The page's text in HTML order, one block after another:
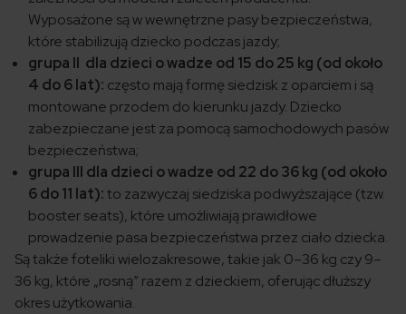
Wyposażone są w wewnętrzne pasy bezpieczeństwa,
które stabilizują dziecko podczas jazdy;
grupa II dla dzieci o wadze od 15 do 25 kg (od około
4 do 6 lat): często mają formę siedzisk z oparciem i są
montowane przodem do kierunku jazdy. Dziecko
zabezpieczane jest za pomocą samochodowych pasów
bezpieczeństwa;
grupa III dla dzieci o wadze od 22 do 36 kg (od około
6 do 11 lat):to zazwyczaj siedziska podwyższające (tzw.
booster seats), które umożliwiają prawidłowe
prowadzenie pasa bezpieczeństwa przez ciało dziecka.
Są także foteliki wielozakresowe, takie jak 0–36 kg czy 9–
36 kg, które „rosną” razem z dzieckiem, oferując dłuższy
okres użytkowania.